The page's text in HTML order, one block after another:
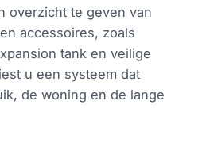
overzicht te geven van
accessoires, zoals
tank en veilige
u een systeem dat
de woning en de lange